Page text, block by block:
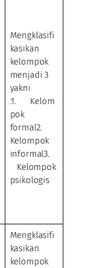
Mengklasifi
kasikan
kelompok
menjadi 3
yakni
:1. Kelom
pok
formal2.
Kelompok
informal3.
Kelompok
psikologis
Mengklasifi
kasikan
kelompok